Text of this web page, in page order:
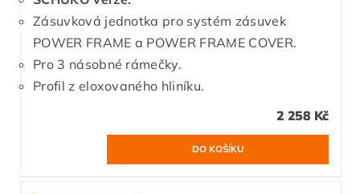
Zásuvková jednotka pro systém zásuvek
POWER FRAME a POWER FRAME COVER.
Pro 3 násobné rámečky.
Profil z eloxovaného hliníku.
2 258 Kč